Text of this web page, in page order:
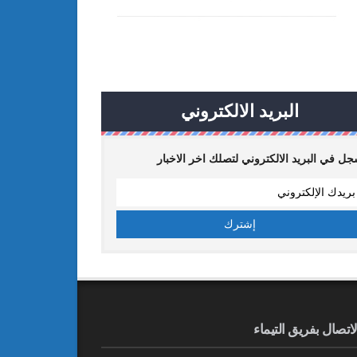
البريد الالكتروني
في البريد الالكتروني لتصلك اخر الاخبار
الاتصال بفريق التيماء